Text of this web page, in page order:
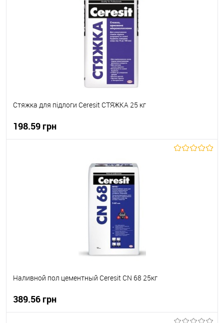
В наявності
Стяжка для підлоги Ceresit СТЯЖКА 25 кг
198.59 грн
Наливной пол цементный Ceresit CN 68 25кг
389.56 грн